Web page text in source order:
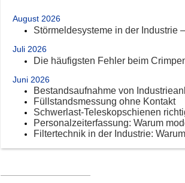
August 2026
Störmeldesysteme in der Industrie
Juli 2026
Die häufigsten Fehler beim
Juni 2026
Bestandsaufnahme von
Füllstandsmessung ohne Kontakt
Schwerlast-Teleskopschienen
Personalzeiterfassung: Warum
Filtertechnik in der Industrie: